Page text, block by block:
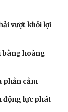
vượt khỏi lợi
bàng hoàng
phản cảm
động lực phát